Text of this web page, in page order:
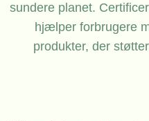
sundere planet.
hjælper forbrugere
produkter, der